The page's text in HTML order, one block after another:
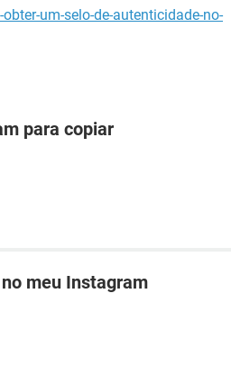
um-selo-de-autenticidade-no-
para copiar
meu Instagram